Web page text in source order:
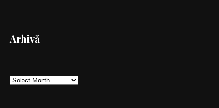
Arhivă
Arhivă